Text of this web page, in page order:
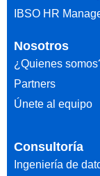
IBSO HR
Nosotros
¿Quienes
Partners
Únete al equipo
Consultoría
Ingeniería de